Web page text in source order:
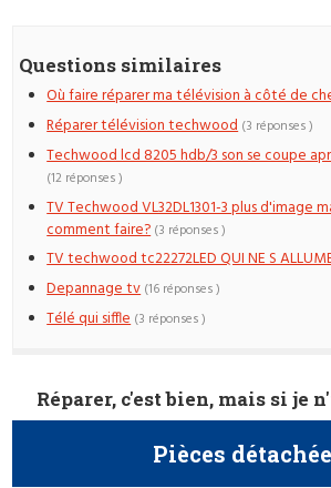
Questions similaires
Où faire réparer ma télévision à côté de
Réparer télévision techwood (3 réponses )
Techwood lcd 8205 hdb/3 son se coupe
(12 réponses )
TV Techwood VL32DL1301-3 plus d'image
comment faire? (3 réponses )
TV techwood tc22272LED QUI NE S
Depannage tv (16 réponses )
Télé qui siffle (3 réponses )
Réparer, c'est bien, mais si je
Pièces